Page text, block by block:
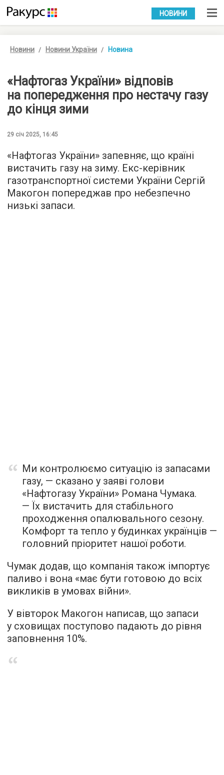
УКР РУС
НОВИНИ
Новини Новини України Новина
«Нафтогаз України» відповів
на попередження про нестачу газу
до кінця зими
29 січ 2025, 16:45
«Нафтогаз України» запевняє, що країні
вистачить газу на зиму. Екс-керівник
газотранспортної системи України Сергій
Макогон попереджав про небезпечно
низькі запаси.
Ми контролюємо ситуацію із запасами
газу, — сказано у заяві голови
«Нафтогазу України» Романа Чумака.
— Їх вистачить для стабільного
проходження опалювального сезону.
Комфорт та тепло у будинках українців —
головний пріоритет нашої роботи.
Чумак додав, що компанія також імпортує
паливо і вона «має бути готовою до всіх
викликів в умовах війни».
У вівторок Макогон написав, що запаси
у сховищах поступово падають до рівня
заповнення 10%.